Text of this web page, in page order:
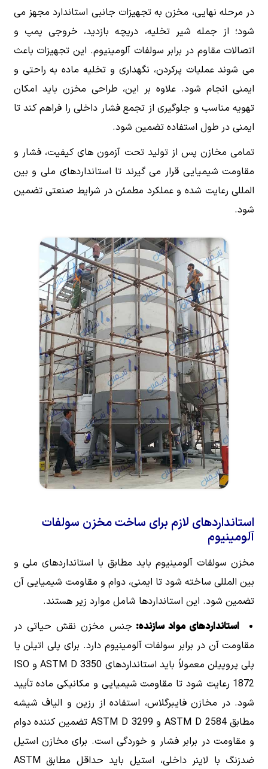
در مرحله نهایی، مخزن به تجهیزات جانبی استاندارد مجهز می
شود؛ از جمله شیر تخلیه، دریچه بازدید، خروجی پمپ و
اتصالات مقاوم در برابر سولفات آلومینیوم. این تجهیزات باعث
می شوند عملیات پرکردن، نگهداری و تخلیه ماده به راحتی و
ایمنی انجام شود. علاوه بر این، طراحی مخزن باید امکان
تهویه مناسب و جلوگیری از تجمع فشار داخلی را فراهم کند تا
ایمنی در طول استفاده تضمین شود.
تمامی مخازن پس از تولید تحت آزمون های کیفیت، فشار و
مقاومت شیمیایی قرار می گیرند تا استانداردهای ملی و بین
المللی رعایت شده و عملکرد مطمئن در شرایط صنعتی تضمین
شود.
استانداردهای لازم برای ساخت مخزن سولفات
آلومینیوم
مخزن سولفات آلومینیوم باید مطابق با استانداردهای ملی و
بین المللی ساخته شود تا ایمنی، دوام و مقاومت شیمیایی آن
تضمین شود. این استانداردها شامل موارد زیر هستند.
استانداردهای مواد سازنده: جنس مخزن نقش حیاتی در
مقاومت آن در برابر سولفات آلومینیوم دارد. برای پلی اتیلن یا
پلی پروپیلن معمولاً باید استانداردهای ASTM D 3350 و ISO
1872 رعایت شود تا مقاومت شیمیایی و مکانیکی ماده تأیید
شود. در مخازن فایبرگلاس، استفاده از رزین و الیاف شیشه
مطابق ASTM D 2584 و ASTM D 3299 تضمین کننده دوام
و مقاومت در برابر فشار و خوردگی است. برای مخازن استیل
ضدزنگ با لاینر داخلی، استیل باید حداقل مطابق ASTM